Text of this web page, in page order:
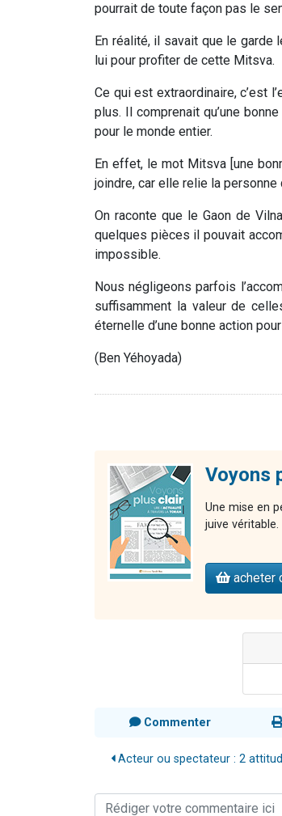
pourrait de toute façon pas le
En réalité, il savait que le
lui pour profiter de cette Mitsva.
Ce qui est extraordinaire, c’est
plus. Il comprenait qu’une
pour le monde entier.
En effet, le mot Mitsva [une
joindre, car elle relie la personne
On raconte que le Gaon de
quelques pièces il pouvait
impossible.
Nous négligeons parfois
suffisamment la valeur de
éternelle d’une bonne action
(Ben Yéhoyada)
Voyons
Une mise en
juive véritable.
acheter
Commenter
Acteur ou spectateur : 2